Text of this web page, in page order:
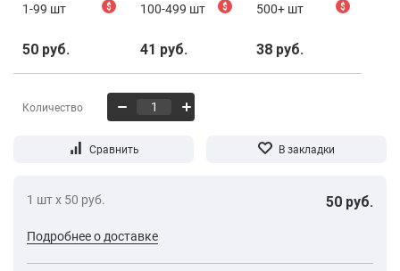
1-99 шт $
50 руб.
100-499 шт $
41 руб.
500+ шт $
38 руб.
Количество
1 шт х 50 руб. 50 руб.
Подробнее о доставке